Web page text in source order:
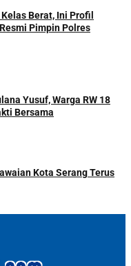
Berat, Ini Profil
Pimpin Polres
Yusuf, Warga RW 18
Bersama
Kota Serang Terus